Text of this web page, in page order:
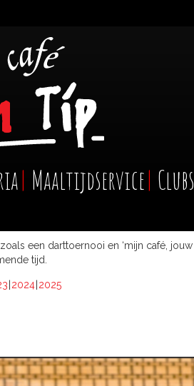
Maaltijdservice Clubs
een darttoernooi en ‘mijn café, jouw
tijd.
2024 2025